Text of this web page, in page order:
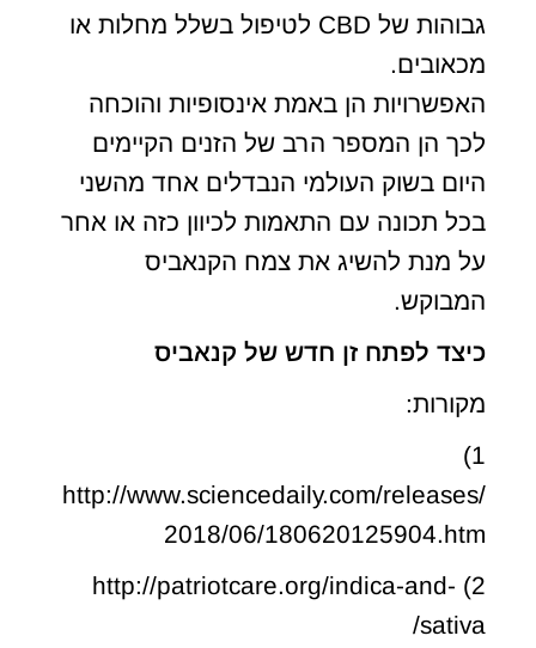
גבוהות של CBD לטיפול בשלל מחלות או
מכאובים.
האפשרויות הן באמת אינסופיות והוכחה
לכך הן המספר הרב של הזנים הקיימים
היום בשוק העולמי הנבדלים אחד מהשני
בכל תכונה עם התאמות לכיוון כזה או אחר
על מנת להשיג את צמח הקנאביס
המבוקש.
כיצד לפתח זן חדש של קנאביס
מקורות:
1)
http://www.sciencedaily.com/releases/
2018/06/180620125904.htm
2) http://patriotcare.org/indica-and-
sativa/